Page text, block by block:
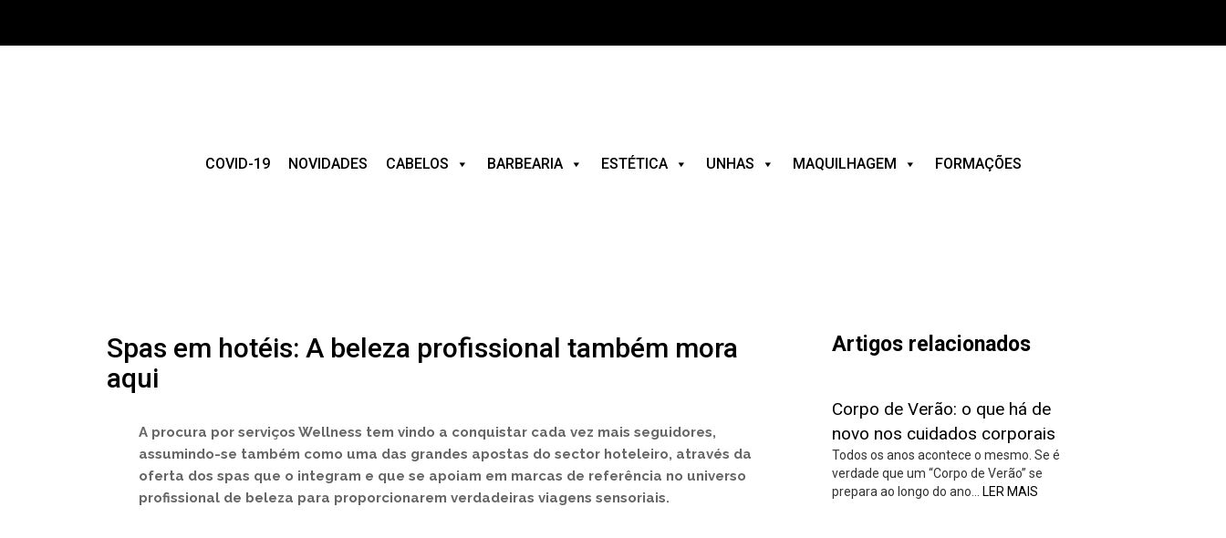
COVID-19 NOVIDADES CABELOS BARBEARIA ESTÉTICA UNHAS MAQUILHAGEM FORMAÇÕES
Spas em hotéis: A beleza profissional também mora
aqui
A procura por serviços Wellness tem vindo a conquistar cada vez mais seguidores,
assumindo-se também como uma das grandes apostas do sector hoteleiro, através da
oferta dos spas que o integram e que se apoiam em marcas de referência no universo
profissional de beleza para proporcionarem verdadeiras viagens sensoriais.
Artigos relacionados
Corpo de Verão: o que há de
novo nos cuidados corporais
Todos os anos acontece o mesmo. Se é
verdade que um “Corpo de Verão” se
prepara ao longo do ano…
LER MAIS